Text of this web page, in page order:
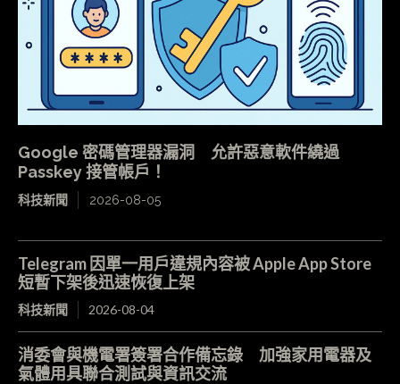
Google 密碼管理器漏洞 允許惡意軟件繞過
Passkey 接管帳戶！
科技新聞 2026-08-05
Telegram 因單一用戶違規內容被 Apple App Store
短暫下架後迅速恢復上架
科技新聞 2026-08-04
消委會與機電署簽署合作備忘錄 加強家用電器及
氣體用具聯合測試與資訊交流